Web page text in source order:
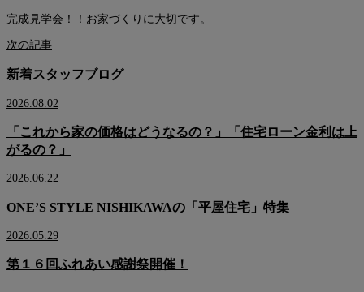
完成見学会！！お家づくりに大切です。
次の記事
新着スタッフブログ
2026.08.02
「これから家の価格はどうなるの？」「住宅ローン金利は上
がるの？」
2026.06.22
ONE’S STYLE NISHIKAWAの「平屋住宅」特集
2026.05.29
第１６回ふれあい感謝祭開催！